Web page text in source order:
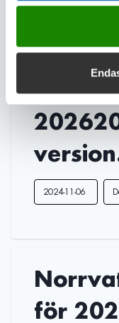
2022-11-08
2024-11-06
för